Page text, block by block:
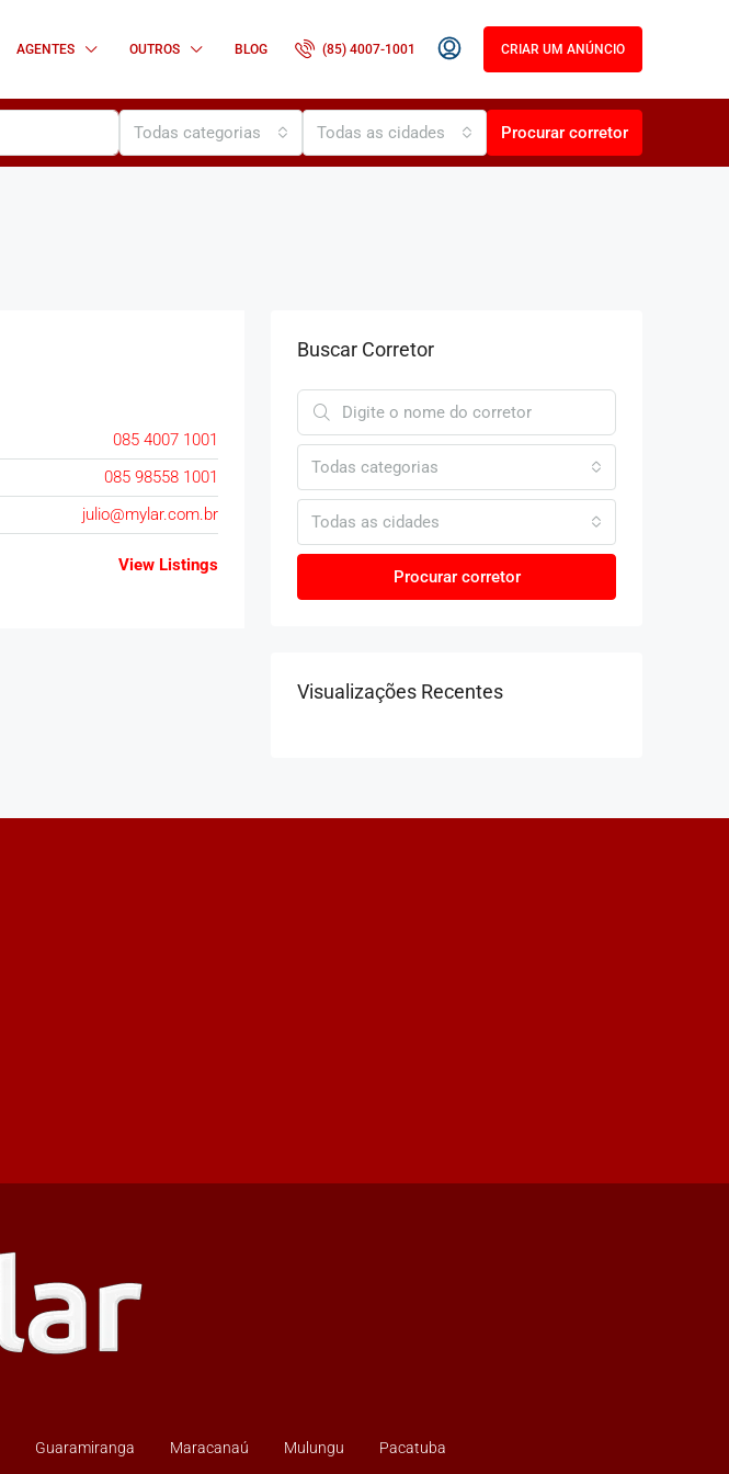
AGENTES OUTROS BLOG (85) 4007-1001 CRIAR UM ANÚNCIO
Todas categorias Todas as cidades Procurar corretor
085 4007 1001
085 98558 1001
julio@mylar.com.br
View Listings
Buscar Corretor
Todas categorias
Todas as cidades
Procurar corretor
Visualizações Recentes
Guaramiranga Maracanaú Mulungu Pacatuba